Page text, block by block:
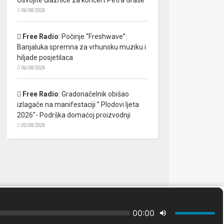
06/08/2026
Free Radio: Počinje “Freshwave”:
Banjaluka spremna za vrhunsku muziku i
hiljade posjetilaca
06/08/2026
Free Radio: Gradonačelnik obišao
izlagače na manifestaciji ” Plodovi ljeta
2026”- Podrška domaćoj proizvodnji
05/08/2026